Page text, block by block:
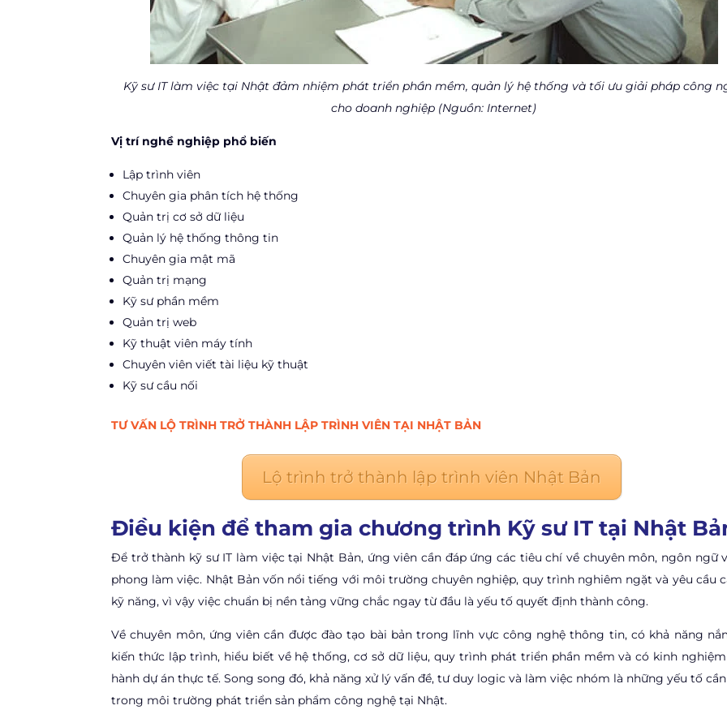
Kỹ sư IT làm việc tại Nhật đảm nhiệm phát triển phần mềm, quản lý hệ thống và tối ưu giải pháp công
cho doanh nghiệp (Nguồn: Internet)
Vị trí nghề nghiệp phổ biến
Lập trình viên
Chuyên gia phân tích hệ thống
Quản trị cơ sở dữ liệu
Quản lý hệ thống thông tin
Chuyên gia mật mã
Quản trị mạng
Kỹ sư phần mềm
Quản trị web
Kỹ thuật viên máy tính
Chuyên viên viết tài liệu kỹ thuật
Kỹ sư cầu nối
TƯ VẤN LỘ TRÌNH TRỞ THÀNH LẬP TRÌNH VIÊN TẠI NHẬT BẢN
Lộ trình trở thành lập trình viên Nhật Bản
Điều kiện để tham gia chương trình Kỹ sư IT tại Nhật
Để trở thành kỹ sư IT làm việc tại Nhật Bản, ứng viên cần đáp ứng các tiêu chí về chuyên môn, ngôn ngữ
phong làm việc. Nhật Bản vốn nổi tiếng với môi trường chuyên nghiệp, quy trình nghiêm ngặt và yêu cầu
kỹ năng, vì vậy việc chuẩn bị nền tảng vững chắc ngay từ đầu là yếu tố quyết định thành công.
Về chuyên môn, ứng viên cần được đào tạo bài bản trong lĩnh vực công nghệ thông tin, có khả năng
kiến thức lập trình, hiểu biết về hệ thống, cơ sở dữ liệu, quy trình phát triển phần mềm và có kinh
hành dự án thực tế. Song song đó, khả năng xử lý vấn đề, tư duy logic và làm việc nhóm là những yếu tố
trong môi trường phát triển sản phẩm công nghệ tại Nhật.